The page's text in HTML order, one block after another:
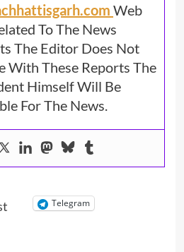
Web
To The News
The Editor Does Not
With These Reports The
Himself Will Be
For The News.
Telegram